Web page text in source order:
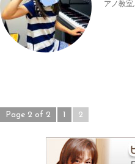
アノ教室,
Page 2 of 2 1 2